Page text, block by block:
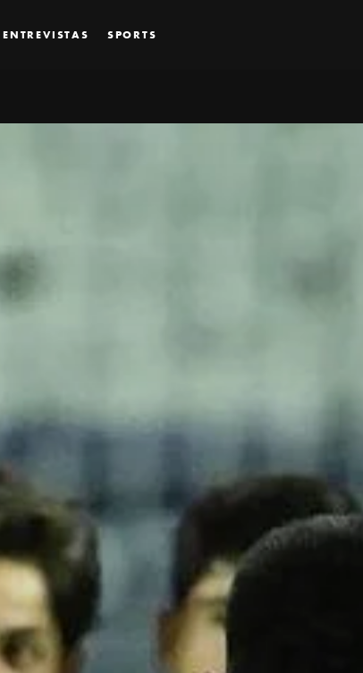
ENTREVISTAS SPORTS